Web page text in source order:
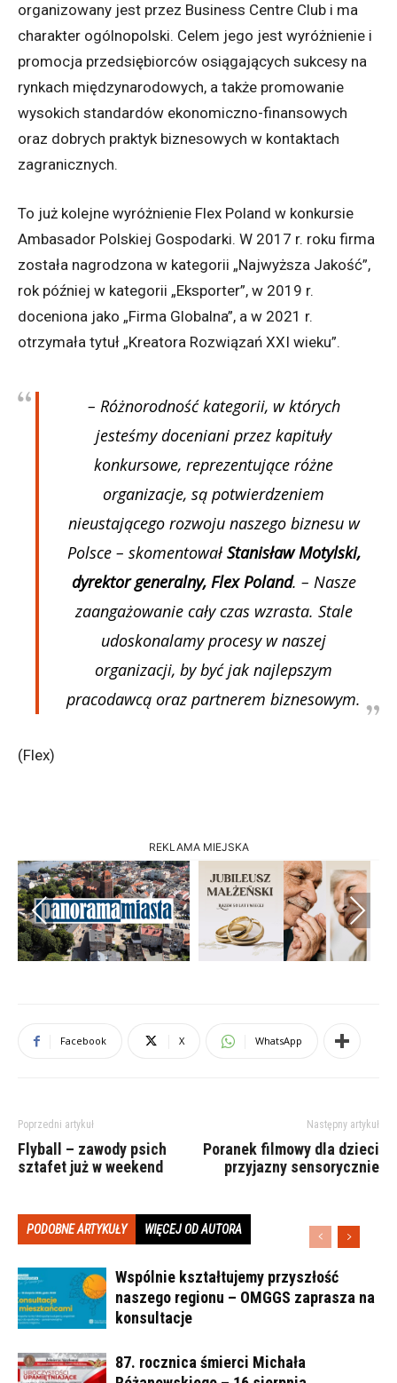
organizowany jest przez Business Centre Club i ma
charakter ogólnopolski. Celem jego jest wyróżnienie i
promocja przedsiębiorców osiągających sukcesy na
rynkach międzynarodowych, a także promowanie
wysokich standardów ekonomiczno-finansowych
oraz dobrych praktyk biznesowych w kontaktach
zagranicznych.
To już kolejne wyróżnienie Flex Poland w konkursie
Ambasador Polskiej Gospodarki. W 2017 r. roku firma
została nagrodzona w kategorii „Najwyższa Jakość”,
rok później w kategorii „Eksporter”, w 2019 r.
doceniona jako „Firma Globalna”, a w 2021 r.
otrzymała tytuł „Kreatora Rozwiązań XXI wieku”.
– Różnorodność kategorii, w których
jesteśmy doceniani przez kapituły
konkursowe, reprezentujące różne
organizacje, są potwierdzeniem
nieustającego rozwoju naszego biznesu w
Polsce– skomentował Stanisław Motylski,
dyrektor generalny, Flex Poland. – Nasze
zaangażowanie cały czas wzrasta. Stale
udoskonalamy procesy w naszej
organizacji, by być jak najlepszym
pracodawcą oraz partnerem biznesowym.
(Flex)
REKLAMA MIEJSKA
Previous Next
Facebook X WhatsApp
Poprzedni artykuł
Flyball – zawody psich
sztafet już w weekend
Następny artykuł
Poranek filmowy dla dzieci
przyjazny sensorycznie
PODOBNE ARTYKUŁY WIĘCEJ OD AUTORA
Wspólnie kształtujemy przyszłość
naszego regionu – OMGGS zaprasza na
konsultacje
87. rocznica śmierci Michała